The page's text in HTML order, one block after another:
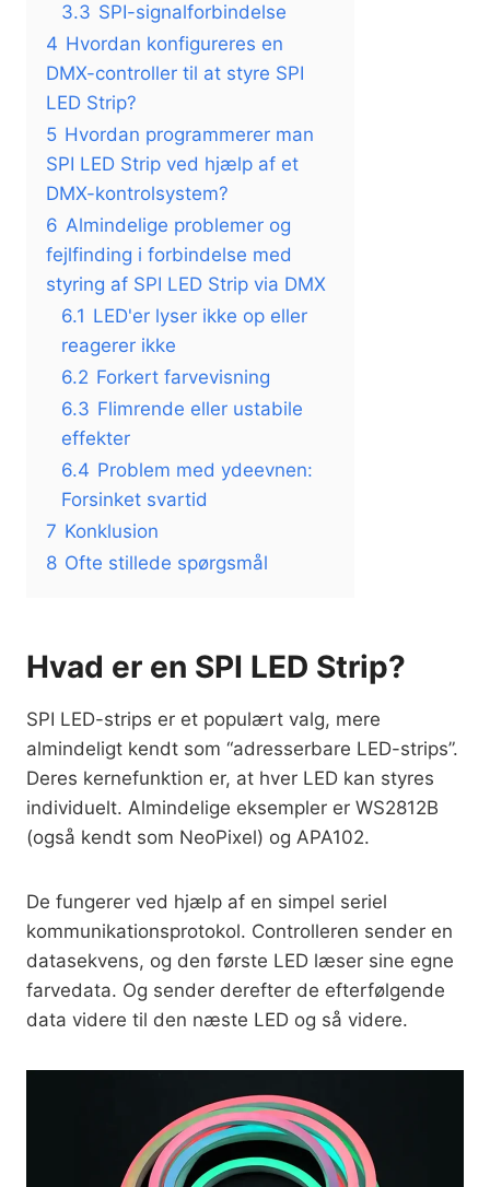
3.3 SPI-signalforbindelse
4 Hvordan konfigureres en
DMX-controller til at styre SPI
LED Strip?
5 Hvordan programmerer man
SPI LED Strip ved hjælp af et
DMX-kontrolsystem?
6 Almindelige problemer og
fejlfinding i forbindelse med
styring af SPI LED Strip via DMX
6.1 LED'er lyser ikke op eller
reagerer ikke
6.2 Forkert farvevisning
6.3 Flimrende eller ustabile
effekter
6.4 Problem med ydeevnen:
Forsinket svartid
7 Konklusion
8 Ofte stillede spørgsmål
Hvad er en SPI LED Strip?
SPI LED-strips er et populært valg, mere
almindeligt kendt som “adresserbare LED-strips”.
Deres kernefunktion er, at hver LED kan styres
individuelt. Almindelige eksempler er WS2812B
(også kendt som NeoPixel) og APA102.
De fungerer ved hjælp af en simpel seriel
kommunikationsprotokol. Controlleren sender en
datasekvens, og den første LED læser sine egne
farvedata. Og sender derefter de efterfølgende
data videre til den næste LED og så videre.